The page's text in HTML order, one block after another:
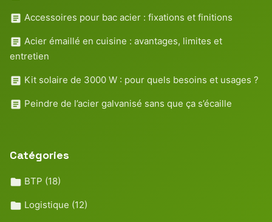
Accessoires pour bac acier : fixations et finitions
Acier émaillé en cuisine : avantages, limites et
entretien
Kit solaire de 3000 W : pour quels besoins et usages ?
Peindre de l’acier galvanisé sans que ça s’écaille
Catégories
BTP (18)
Logistique (12)